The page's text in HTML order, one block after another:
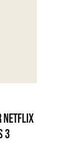
Netflix
3